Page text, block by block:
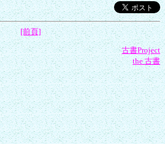
[前頁]
古書Project
the 古書